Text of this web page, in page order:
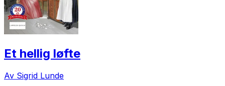
Et hellig løfte
Av Sigrid Lunde